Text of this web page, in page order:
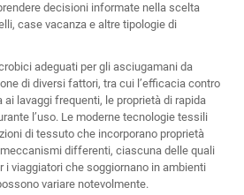
decisioni informate nella scelta
case vacanza e altre tipologie di
adeguati per gli asciugamani da
di diversi fattori, tra cui l’efficacia contro
ai lavaggi frequenti, le proprietà di rapida
l’uso. Le moderne tecnologie tessili
di tessuto che incorporano proprietà
differenti, ciascuna delle quali
viaggiatori che soggiornano in ambienti
variare notevolmente.